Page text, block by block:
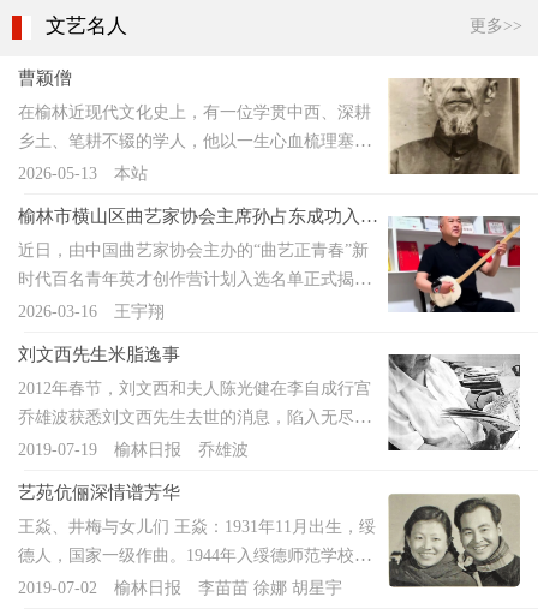
文艺名人 更多>>
曹颖僧
在榆林近现代文化史上，有一位学贯中西、深耕
乡土、笔耕不辍的学人，他以一生心血梳理塞上
历史、考证西夏文脉、编纂地方史志，为陕北留
1962），名思聪，号圁滨山人，榆林横山区响水
堡人，近代陕北著名学者、地方志大家、西夏学
研究先驱，亦是横山首位留日学生。曹颖僧先生
自幼笃志好学，1895年入私塾，两年间完成启蒙
学业，后入怀远县高等小学堂就读，1906年考入
下坚实旧学与新学根基。1913年，他以优异成绩
考取留日资格，东渡日本攻读政法，两度求学，
1917年学成归国，后又入北京大学史学系深造，
融通中外学识，兼具法治视野与史学素养。学成
归来，曹颖僧先生始终心系桑梓，投身地方治理
与文化教育。他历任陕北道视学、陕北联合县立
2026-05-13 本站
榆林市横山区曲艺家协会主席孙占东成功入选
国家级人才培育项目
近日，由中国曲艺家协会主办的“曲艺正青春”新
时代百名青年英才创作营计划入选名单正式揭
晓。榆林市横山区曲艺家协会主席孙占东成功入
名青年英才创作营计划是中国曲协面向“十五
五”时期曲艺事业发展大局作出的战略性安排，于
2025年12月31日在北京正式启动。该计划以高质
量曲艺创作为抓手，聚焦青年曲艺人才组织化机
制化培育，旨在通过集中培训、名师辅导、实地
出等全流程培育模式，努力培育一批崇德尚艺、
充分展现新时代曲艺活力魅力的青年英才，推出
一批反映时代精神、弘扬社会风尚的曲艺精品力
2026-03-16 王宇翔
刘文西先生米脂逸事
2012年春节，刘文西和夫人陈光健在李自成行宫
乔雄波获悉刘文西先生去世的消息，陷入无尽的
悲痛之中。刘文西先生是陕北人民的老朋友，在
队队、沟沟岔岔，创作了《毛主席和...
2019-07-19 榆林日报 乔雄波
艺苑伉俪深情谱芳华
王焱、井梅与女儿们 王焱：1931年11月出生，绥
德人，国家一级作曲。1944年入绥德师范学校；
1947年毕业，同年参加绥德地区文工团；1951年
2019-07-02 榆林日报 李苗苗 徐娜 胡星宇